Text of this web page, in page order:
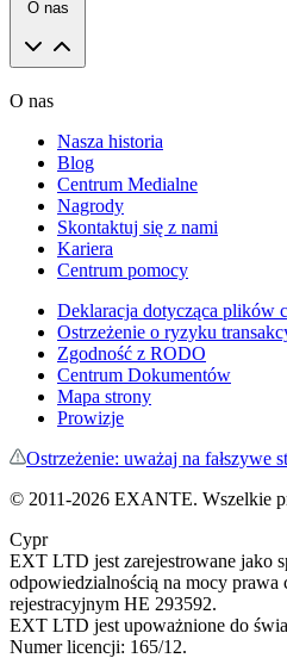
O nas
O nas
Nasza historia
Blog
Centrum Medialne
Nagrody
Skontaktuj się z nami
Kariera
Centrum pomocy
Deklaracja dotycząca plików
Ostrzeżenie o ryzyku
Zgodność z RODO
Centrum Dokumentów
Mapa strony
Prowizje
Ostrzeżenie: uważaj na fałszywe
© 2011-2026 EXANTE. Wszelkie
Cypr
EXT LTD jest zarejestrowane jako
odpowiedzialnością na mocy prawa
rejestracyjnym HE 293592.
EXT LTD jest upoważnione do
Numer licencji: 165/12.